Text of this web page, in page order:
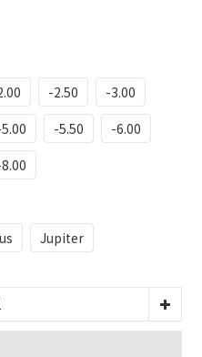
-2.50
-3.00
-5.50
-6.00
Jupiter